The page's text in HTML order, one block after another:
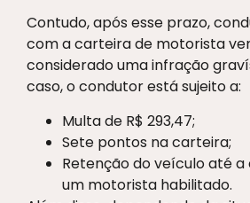
Contudo, após esse prazo,
com a carteira de motorista
considerado uma infração
caso, o condutor está sujeito a:
Multa de R$ 293,47;
Sete pontos na carteira;
Retenção do veículo até
um motorista habilitado.